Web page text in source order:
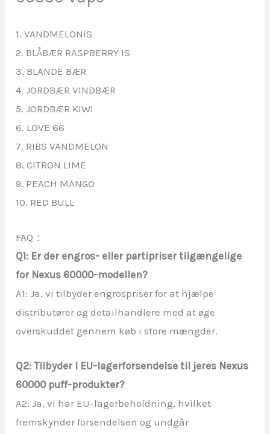
1. VANDMELONIS
2. BLÅBÆR RASPBERRY IS
3. BLANDE BÆR
4. JORDBÆR VINDBÆR
5. JORDBÆR KIWI
6. LOVE 66
7. RIBS VANDMELON
8. CITRON LIME
9. PEACH MANGO
10. RED BULL
FAQ：
Q1: Er der engros- eller partipriser tilgængelige
for Nexus 60000-modellen?
A1: Ja, vi tilbyder engrospriser for at hjælpe
distributører og detailhandlere med at øge
overskuddet gennem køb i store mængder.
Q2: Tilbyder I EU-lagerforsendelse til jeres Nexus
60000 puff-produkter?
A2: Ja, vi har EU-lagerbeholdning, hvilket
fremskynder forsendelsen og undgår